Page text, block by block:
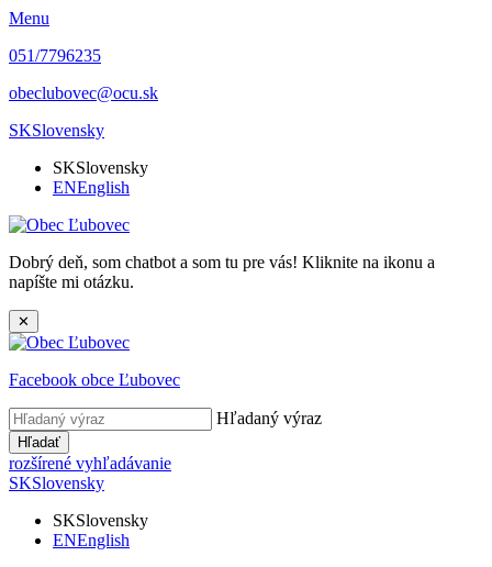
Menu
051/7796235
obeclubovec@ocu.sk
SKSlovensky
SKSlovensky
ENEnglish
Dobrý deň, som chatbot a som tu pre vás! Kliknite na ikonu a
napíšte mi otázku.
✕
Facebook obce Ľubovec
Hľadaný výraz
Hľadať
rozšírené vyhľadávanie
SKSlovensky
SKSlovensky
ENEnglish